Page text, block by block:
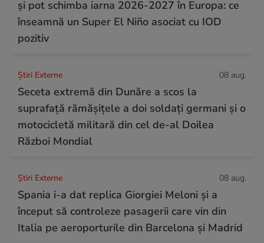
și pot schimba iarna 2026-2027 în Europa: ce
înseamnă un Super El Niño asociat cu IOD
pozitiv
Știri Externe 08 aug.
Seceta extremă din Dunăre a scos la
suprafață rămășițele a doi soldați germani și o
motocicletă militară din cel de-al Doilea
Război Mondial
Știri Externe 08 aug.
Spania i-a dat replica Giorgiei Meloni și a
început să controleze pasagerii care vin din
Italia pe aeroporturile din Barcelona și Madrid